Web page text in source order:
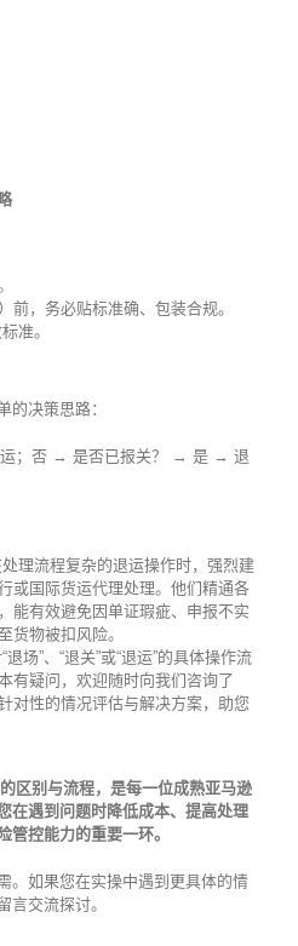
前，务必贴标准确、包装合规。
准。
的决策思路：
；否 → 是否已报关？ → 是 → 退
处理流程复杂的退运操作时，强烈建
或国际货运代理处理。他们精通各
能有效避免因单证瑕疵、申报不实
货物被扣风险。
退场”、“退关”或“退运”的具体操作流
有疑问，欢迎随时向我们咨询了
对性的情况评估与解决方案，助您
区别与流程，是每一位成熟亚马逊
在遇到问题时降低成本、提高处理
管控能力的重要一环。
。如果您在实操中遇到更具体的情
言交流探讨。